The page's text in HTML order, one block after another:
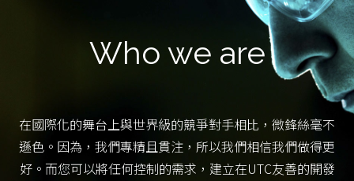
Who we are
在國際化的舞台上與世界級的競爭對手相比，微鋒絲毫不
遜色。因為，我們專精且貫注，所以我們相信我們做得更
好。而您可以將任何控制的需求，建立在UTC友善的開發